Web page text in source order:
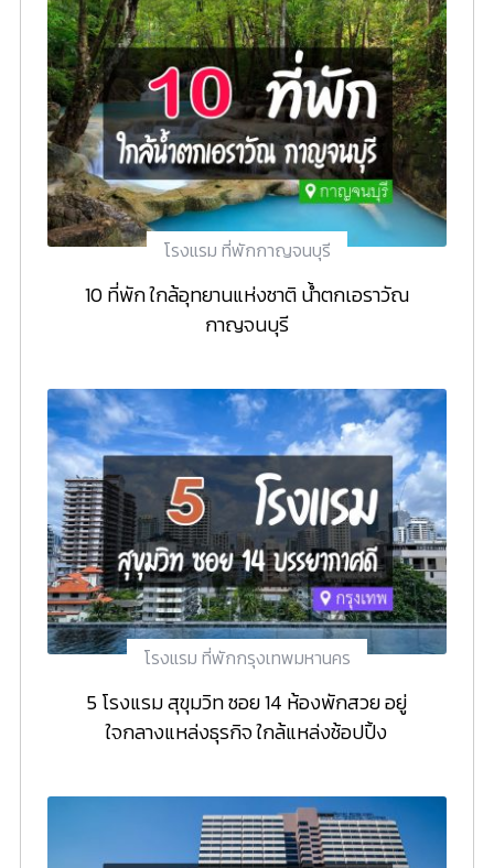
โรงแรม ที่พักกาญจนบุรี
10 ที่พัก ใกล้อุทยานแห่งชาติ น้ำตกเอราวัณ
กาญจนบุรี
โรงแรม ที่พักกรุงเทพมหานคร
5 โรงแรม สุขุมวิท ซอย 14 ห้องพักสวย อยู่
ใจกลางแหล่งธุรกิจ ใกล้แหล่งช้อปปิ้ง